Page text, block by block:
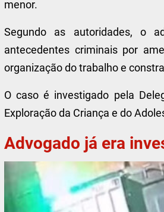
menor.
Segundo as autoridades, o
antecedentes criminais por
organização do trabalho e
O caso é investigado pela
Exploração da Criança e do
Advogado já era